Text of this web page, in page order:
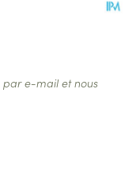
par e-mail et nous